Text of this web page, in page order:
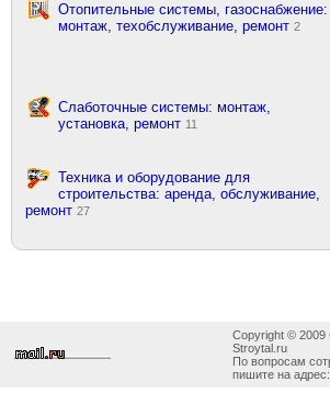
Отопительные системы, газоснабжение:
монтаж, техобслуживание, ремонт 2
Слаботочные системы: монтаж,
установка, ремонт 11
Техника и оборудование для
строительства: аренда, обслуживание,
ремонт 27
Copyright © 2009
Stroytal.ru
По вопросам
пишите на адрес: